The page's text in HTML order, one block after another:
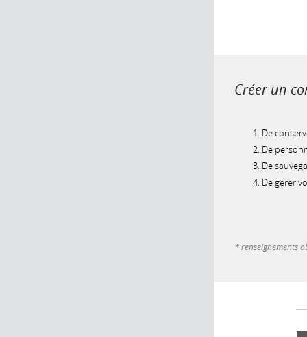
Créer un
De
De
De
De gérer
* renseignements